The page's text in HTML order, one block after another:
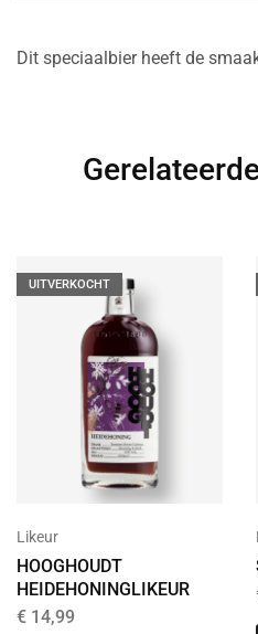
Dit speciaalbier heeft de
UITVERKOCHT
Likeur
HOOGHOUDT
HEIDEHONINGLIKEUR
€ 14,99